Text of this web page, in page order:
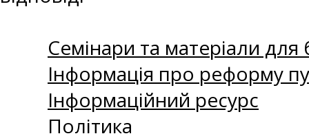
Семінари та матеріали для
Інформація про реформу
Інформаційний ресурс
Політика